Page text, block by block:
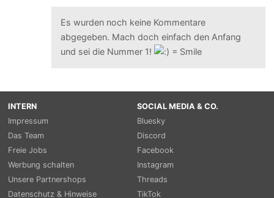
Es wurden noch keine Kommentare
abgegeben. Mach doch einfach den Anfang
und sei die Nummer 1!
INTERN
Impressum
Das Team
Freie Jobs
Werbung schalten
Unsere Partnershops
Datenschutz & Hinweise
SOCIAL MEDIA & CO.
Bluesky
Discord
Facebook
Instagram
Threads
TikTok